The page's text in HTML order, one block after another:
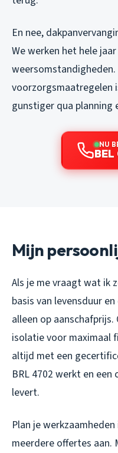
En nee,
We werken het hele
voorzorgsmaatregelen
gunstiger qua planning
NU
Mijn
Als je me vraagt wat ik
basis van levensduur
alleen op
isolatie voor maximaal
altijd met een
BRL 4702 werkt en
levert.
Plan je
meerdere offertes aan.